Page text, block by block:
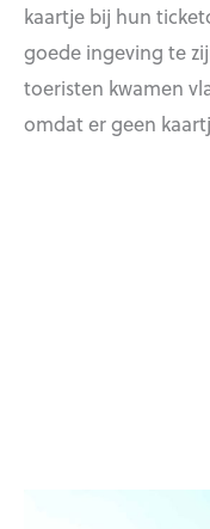
kaartje bij hun
goede ingeving te
toeristen kwamen
omdat er geen